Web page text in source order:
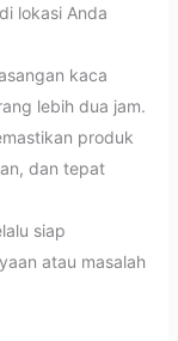
lokasi Anda
kaca
lebih dua jam.
produk
dan tepat
siap
atau masalah